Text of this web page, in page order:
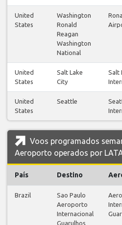
United
States
Washington
Ronald
Reagan
Washington
National
United
States
Salt Lake
City
Salt
United
States
Seattle
Voos programados
Aeroporto operados por
País Destino
Brazil
Sao Paulo
Aeroporto
Internacional
Guarulhos